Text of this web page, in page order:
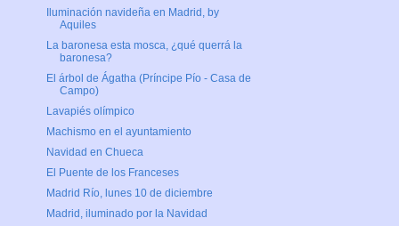
Iluminación navideña en Madrid, by
Aquiles
La baronesa esta mosca, ¿qué querrá la
baronesa?
El árbol de Ágatha (Príncipe Pío - Casa de
Campo)
Lavapiés olímpico
Machismo en el ayuntamiento
Navidad en Chueca
El Puente de los Franceses
Madrid Río, lunes 10 de diciembre
Madrid, iluminado por la Navidad